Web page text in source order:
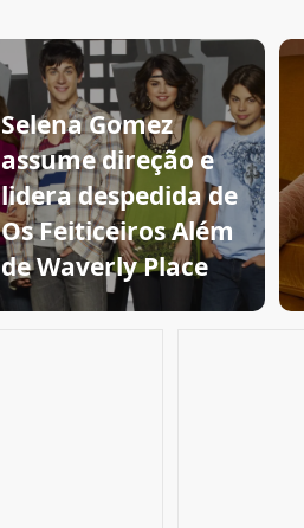
Selena Gomez
assume direção e
lidera despedida de
Os Feiticeiros Além
de Waverly Place